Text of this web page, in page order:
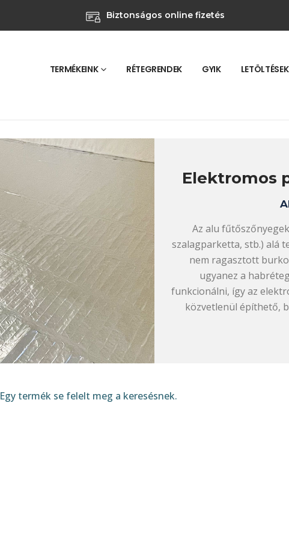
Biztonságos online fizetés
TERMÉKEINK RÉTEGRENDEK GYIK LETÖLTÉSEK
Elektromos
Az alu
szalagparketta, stb.) alá
nem ragasztott
ugyanez a
funkcionálni, így az
közvetlenül építhető,
Egy termék se felelt meg a keresésnek.